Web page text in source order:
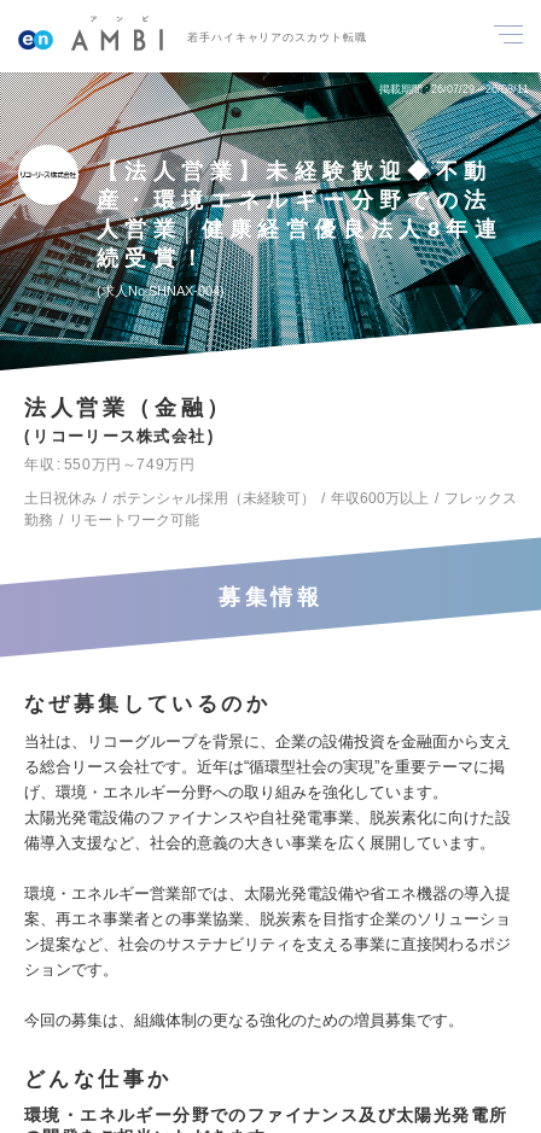
若手ハイキャリアのスカウト転職
掲載期間 26/07/29～26/08/11
【法人営業】未経験歓迎◆不動
産・環境エネルギー分野での法
人営業│健康経営優良法人8年連
続受賞！
求人No.SHNAX-004
法人営業（金融）
リコーリース株式会社
年収
550万円～749万円
土日祝休み
ポテンシャル採用（未経験可） 年収600万以上
フレックス
勤務
リモートワーク可能
募集情報
なぜ募集しているのか
当社は、リコーグループを背景に、企業の設備投資を金融面から支え
る総合リース会社です。近年は“循環型社会の実現”を重要テーマに掲
げ、環境・エネルギー分野への取り組みを強化しています。
太陽光発電設備のファイナンスや自社発電事業、脱炭素化に向けた設
備導入支援など、社会的意義の大きい事業を広く展開しています。
環境・エネルギー営業部では、太陽光発電設備や省エネ機器の導入提
案、再エネ事業者との事業協業、脱炭素を目指す企業のソリューショ
ン提案など、社会のサステナビリティを支える事業に直接関わるポジ
ションです。
今回の募集は、組織体制の更なる強化のための増員募集です。
どんな仕事か
環境・エネルギー分野でのファイナンス及び太陽光発電所